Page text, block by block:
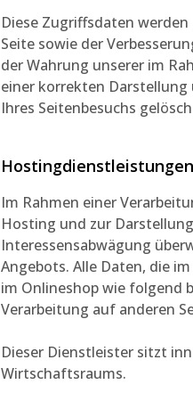
Diese Zugriffsdaten
Seite sowie der
der Wahrung unserer im
einer korrekten Darstellung
Ihres Seitenbesuchs
Im Rahmen einer
Hosting und zur
Interessensabwägung
Angebots. Alle Daten, die
im Onlineshop wie folgend
Verarbeitung auf anderen
Dieser Dienstleister sitzt
Wirtschaftsraums.